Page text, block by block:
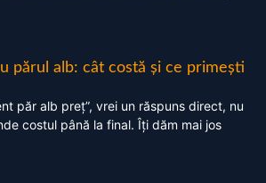
părul alb: cât costă și ce primești
păr alb preț”, vrei un răspuns direct, nu
costul până la final. Îți dăm mai jos